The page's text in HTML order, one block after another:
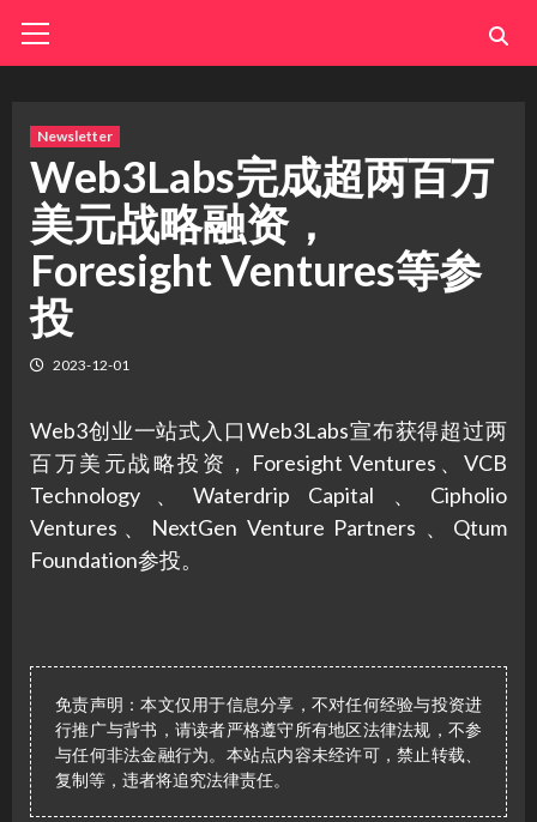
Menu
Newsletter
Web3Labs完成超两百万
美元战略融资，
Foresight Ventures等参
投
2023-12-01
Web3创业一站式入口Web3Labs宣布获得超过两
百万美元战略投资，Foresight Ventures、VCB
Technology、Waterdrip Capital 、Cipholio
Ventures、NextGen Venture Partners 、Qtum
Foundation参投。
免责声明：本文仅用于信息分享，不对任何经验与投资进
行推广与背书，请读者严格遵守所有地区法律法规，不参
与任何非法金融行为。本站点内容未经许可，禁止转载、
复制等，违者将追究法律责任。